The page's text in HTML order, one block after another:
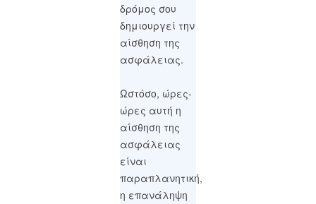
δρόμος σου
δημιουργεί την
αίσθηση της
ασφάλειας.
Ωστόσο, ώρες-
ώρες αυτή η
αίσθηση της
ασφάλειας
είναι
παραπλανητική,
η επανάληψη